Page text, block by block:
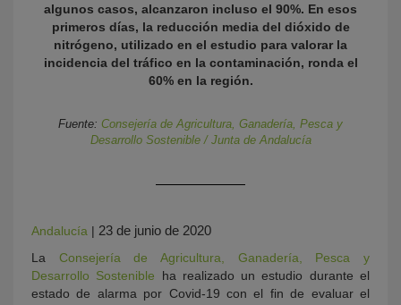
algunos casos, alcanzaron incluso el 90%. En esos
primeros días, la reducción media del dióxido de
nitrógeno, utilizado en el estudio para valorar la
incidencia del tráfico en la contaminación, ronda el
60% en la región.
Fuente: Consejería de Agricultura, Ganadería, Pesca y
Desarrollo Sostenible / Junta de Andalucía
Andalucía | 23 de junio de 2020
La Consejería de Agricultura, Ganadería, Pesca y
Desarrollo Sostenible ha realizado un estudio durante el
estado de alarma por Covid-19 con el fin de evaluar el